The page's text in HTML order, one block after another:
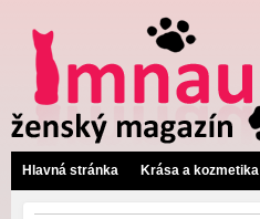
Hlavná stránka Krása a kozmetika